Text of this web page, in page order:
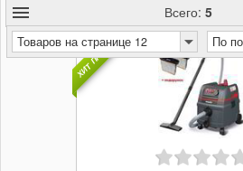
Всего: 5
Товаров на странице 12 По
ХИТ ПРОДАЖ